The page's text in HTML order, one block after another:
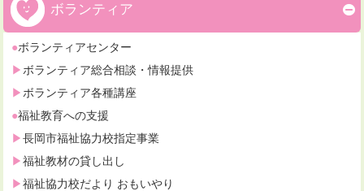
ボランティア
ボランティアセンター
ボランティア総合相談・情報提供
ボランティア各種講座
福祉教育への支援
長岡市福祉協力校指定事業
福祉教材の貸し出し
福祉協力校だより おもいやり